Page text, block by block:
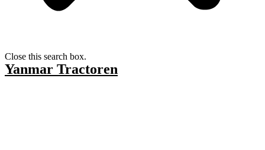
Close this search box.
Yanmar Tractoren